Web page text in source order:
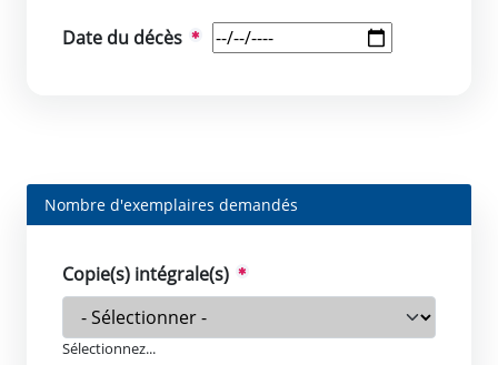
Date du décès
Nombre d'exemplaires demandés
Copie(s) intégrale(s)
Sélectionnez...